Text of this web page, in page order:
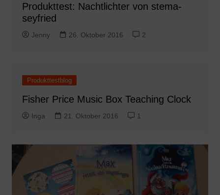
Produkttest: Nachtlichter von stema-
seyfried
Jenny 26. Oktober 2016 2
Produkttestblog
Fisher Price Music Box Teaching Clock
Inga 21. Oktober 2016 1